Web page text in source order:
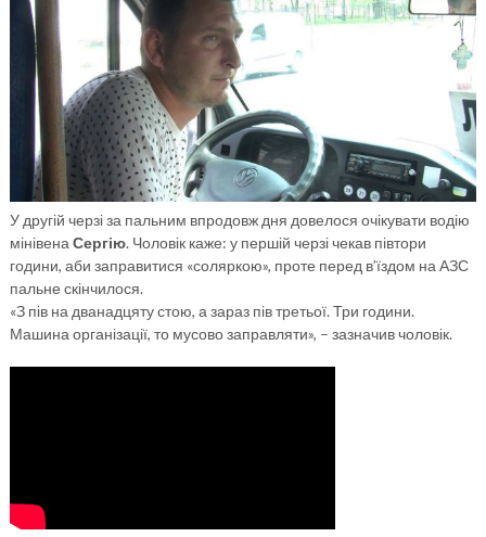
У другій черзі за пальним впродовж дня довелося очікувати водію
мінівенаСергію. Чоловік каже: у першій черзі чекав півтори
години, аби заправитися «соляркою», проте перед в’їздом на АЗС
пальне скінчилося.
«З пів на дванадцяту стою, а зараз пів третьої. Три години.
Машина організації, то мусово заправляти», – зазначив чоловік.